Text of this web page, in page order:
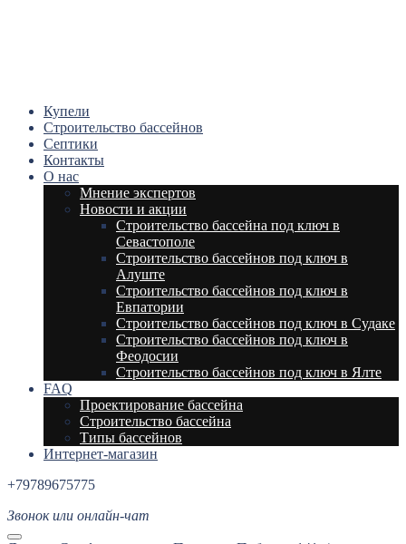
Купели
Строительство бассейнов
Септики
Контакты
О нас
Мнение экспертов
Новости и акции
Строительство бассейна под ключ в
Севастополе
Строительство бассейнов под ключ в
Алуште
Строительство бассейнов под ключ в
Евпатории
Строительство бассейнов под ключ в Судаке
Строительство бассейнов под ключ в
Феодосии
Строительство бассейнов под ключ в Ялте
FAQ
Проектирование бассейна
Строительство бассейна
Типы бассейнов
Интернет-магазин
+79789675775
Звонок или онлайн-чат